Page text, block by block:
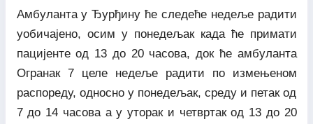
Амбуланта у Ђурђину ће следеће недеље радити
уобичајено, осим у понедељак када ће примати
пацијенте од 13 до 20 часова, док ће амбуланта
Огранак 7 целе недеље радити по измењеном
распореду, односно у понедељак, среду и петак од
7 до 14 часова а у уторак и четвртак од 13 до 20